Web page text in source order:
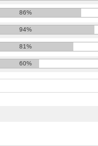
86%
94%
81%
60%